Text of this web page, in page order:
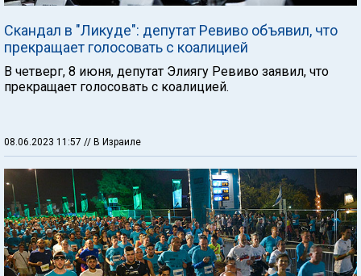
Скандал в "Ликуде": депутат Ревиво объявил, что
прекращает голосовать с коалицией
В четверг, 8 июня, депутат Элиягу Ревиво заявил, что
прекращает голосовать с коалицией.
08.06.2023 11:57 // В Израиле